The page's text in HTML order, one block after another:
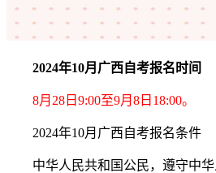
2024年10月广西自考报名时间
8月28日9:00至9月8日18:00。
2024年10月广西自考报名条件
中华人民共和国公民，遵守中华